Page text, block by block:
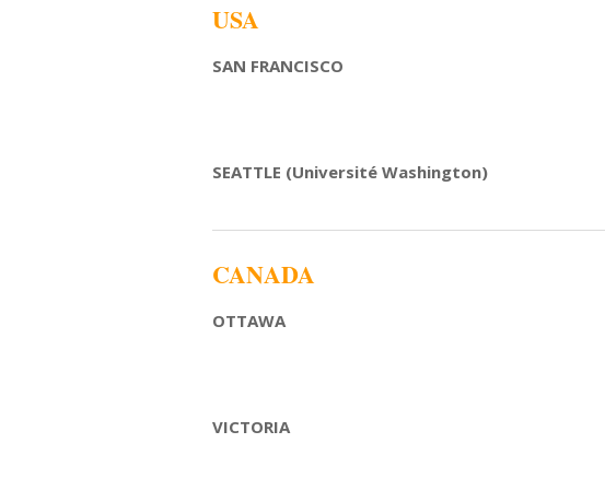
USA
SAN FRANCISCO
SEATTLE (Université Washington)
CANADA
OTTAWA
VICTORIA